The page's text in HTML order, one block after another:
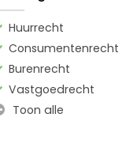
Huurrecht
Consumentenrecht
Burenrecht
Vastgoedrecht
Toon alle